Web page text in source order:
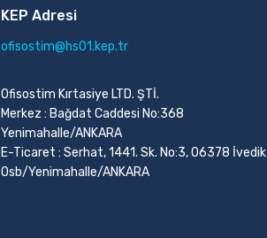
KEP Adresi
ofisostim@hs01.kep.tr
Ofisostim Kırtasiye LTD. ŞTİ.
Merkez : Bağdat Caddesi No:368
Yenimahalle/ANKARA
E-Ticaret : Serhat, 1441. Sk. No:3, 06378 İvedik
Osb/Yenimahalle/ANKARA